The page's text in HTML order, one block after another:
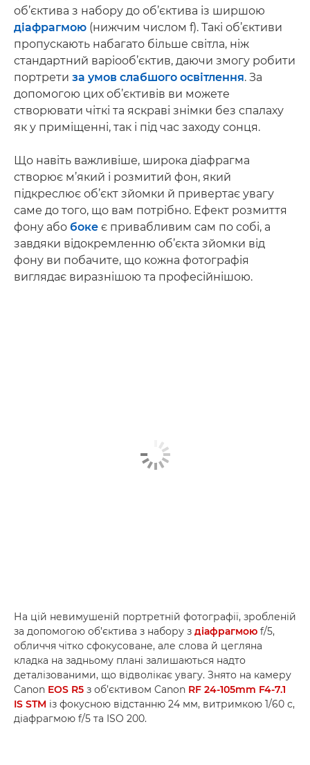
об’єктива з набору до об’єктива із ширшою
діафрагмою (нижчим числом f). Такі об’єктиви
пропускають набагато більше світла, ніж
стандартний варіооб’єктив, даючи змогу робити
портрети за умов слабшого освітлення. За
допомогою цих об’єктивів ви можете
створювати чіткі та яскраві знімки без спалаху
як у приміщенні, так і під час заходу сонця.
Що навіть важливіше, широка діафрагма
створює м’який і розмитий фон, який
підкреслює об’єкт зйомки й привертає увагу
саме до того, що вам потрібно. Ефект розмиття
фону або боке є привабливим сам по собі, а
завдяки відокремленню об’єкта зйомки від
фону ви побачите, що кожна фотографія
виглядає виразнішою та професійнішою.
На цій невимушеній портретній фотографії, зробленій
за допомогою об’єктива з набору з діафрагмою f/5,
обличчя чітко сфокусоване, але слова й цегляна
кладка на задньому плані залишаються надто
деталізованими, що відволікає увагу. Знято на камеру
Canon EOS R5 з об’єктивом Canon RF 24-105mm F4-7.1
IS STM із фокусною відстанню 24 мм, витримкою 1/60 с,
діафрагмою f/5 та ISO 200.